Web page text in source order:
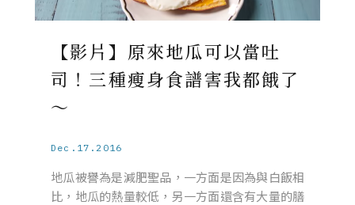
【影片】原來地瓜可以當吐
司！三種瘦身食譜害我都餓了
～
Dec.17.2016
地瓜被譽為是減肥聖品，一方面是因為與白飯相
比，地瓜的熱量較低，另一方面還含有大量的膳